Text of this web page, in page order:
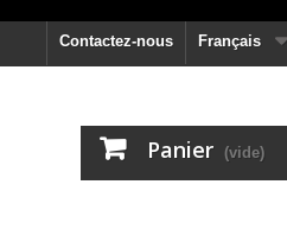
Français
Contactez-nous
Panier (vide)